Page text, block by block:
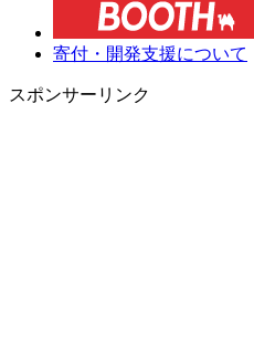
寄付・開発支援について
スポンサーリンク